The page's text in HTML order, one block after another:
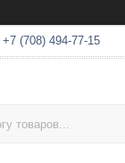
+7 (708) 494-77-15